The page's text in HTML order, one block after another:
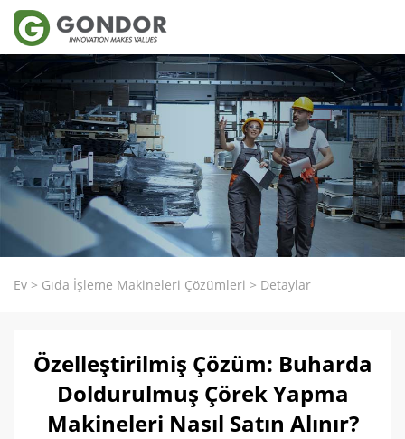
Ev > Gıda İşleme Makineleri Çözümleri > Detaylar
Özelleştirilmiş Çözüm: Buharda
Doldurulmuş Çörek Yapma
Makineleri Nasıl Satın Alınır?